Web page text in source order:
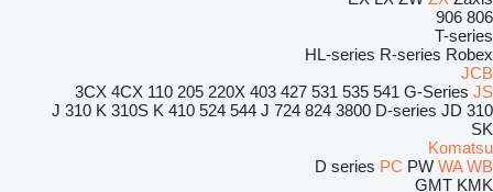
806
906
T-series
HL-series R-series Robex
JCB
3CX 4CX 110 205 220X 403 427 531 535 541 G-Series JS
310 J
310 K 310S K 410 524 544 J 724 824 3800 D-series JD
SK
Komatsu
D series PC PW WA WB
GMT KMK